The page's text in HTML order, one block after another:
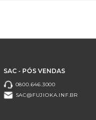
SAC - PÓS VENDAS
0800.646.3000
SAC@FUJIOKA.INF.BR